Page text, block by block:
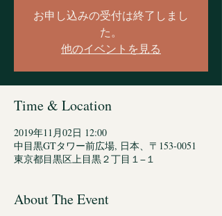
お申し込みの受付は終了しまし
た。
他のイベントを見る
Time & Location
2019年11月02日 12:00
中目黒GTタワー前広場, 日本、〒153-0051
東京都目黒区上目黒２丁目１−１
About The Event